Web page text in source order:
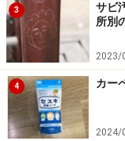
そして粉（白い結
は感じません。結
長い間保管してい
しにくいのです。
3
サビ
所別
2023/
4 カー
2024/